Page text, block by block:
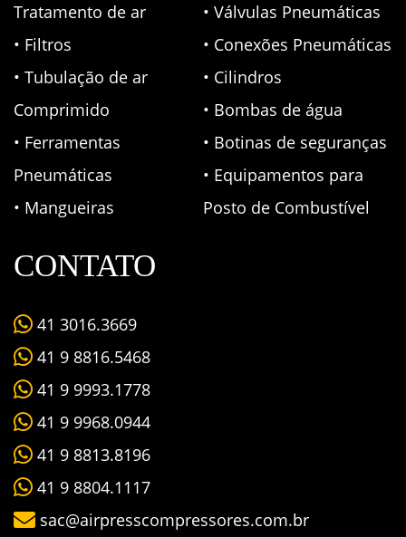
Tratamento de ar
• Filtros
• Tubulação de ar
Comprimido
• Ferramentas
Pneumáticas
• Mangueiras
• Válvulas Pneumáticas
• Conexões Pneumáticas
• Cilindros
• Bombas de água
• Botinas de seguranças
• Equipamentos para
Posto de Combustível
CONTATO
41 3016.3669
41 9 8816.5468
41 9 9993.1778
41 9 9968.0944
41 9 8813.8196
41 9 8804.1117
sac@airpresscompressores.com.br